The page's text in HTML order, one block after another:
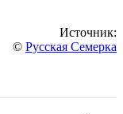
Источник:
© Русская Семерка